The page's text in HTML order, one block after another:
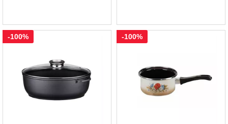
-100% -100%